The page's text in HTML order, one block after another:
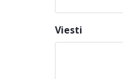
Viesti